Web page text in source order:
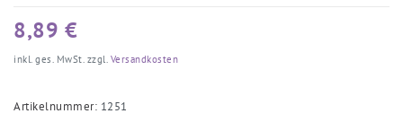
8,89 €
inkl. ges. MwSt. zzgl. Versandkosten
Artikelnummer: 1251